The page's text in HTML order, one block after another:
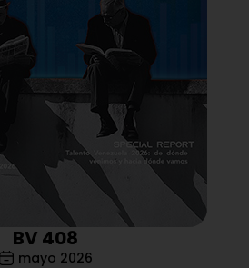
BV 408
mayo 2026